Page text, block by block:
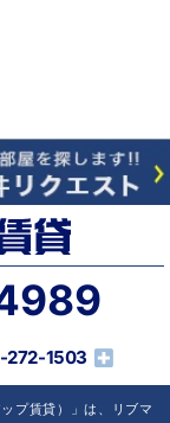
272-1503
プ賃貸）」は、リブマ